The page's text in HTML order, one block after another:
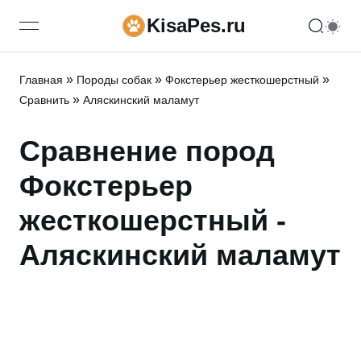
open navigation menuKisaPes.ru
Главная » Породы собак » Фокстерьер жесткошерстный »
Сравнить » Аляскинский маламут
Сравнение пород
Фокстерьер
жесткошерстный -
Аляскинский маламут